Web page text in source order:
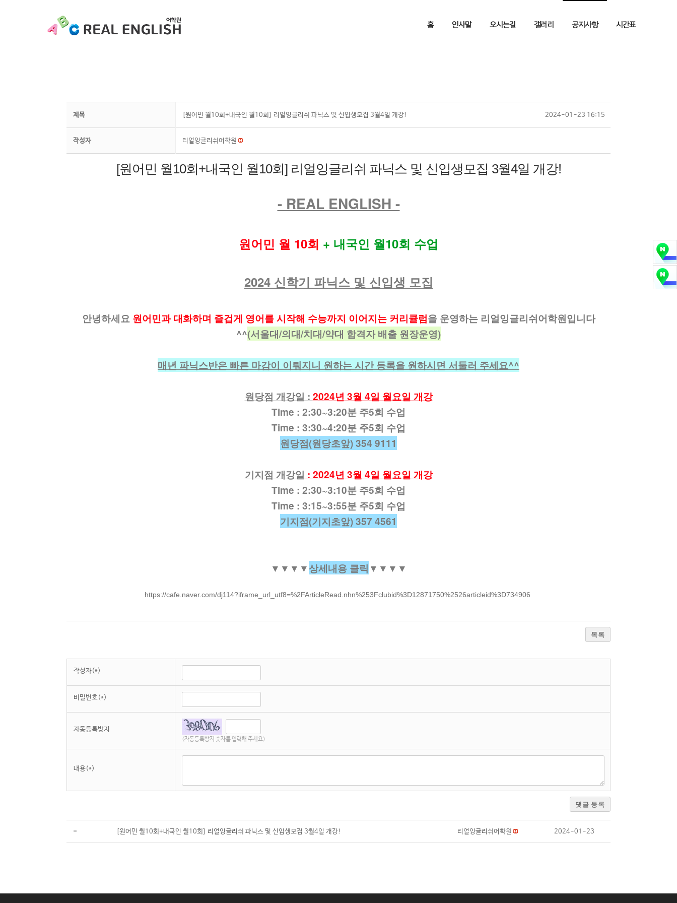
홈 인사말 오시는길 갤러리 공지사항 시간표
제목 [원어민 월10회+내국인 월10회] 리얼잉글리쉬 파닉스 및 신입생모집 3월4일 개강! 2024-01-23 16:15
작성자 리얼잉글리쉬어학원
[원어민 월10회+내국인 월10회] 리얼잉글리쉬 파닉스 및 신입생모집 3월4일 개강!
- REAL ENGLISH -
원어민 월 10회 + 내국인 월10회 수업
2024 신학기 파닉스 및 신입생 모집
안녕하세요 원어민과 대화하며 즐겁게 영어를 시작해 수능까지 이어지는 커리큘럼을 운영하는 리얼잉글리쉬어학원입니다
^^(서울대/의대/치대/약대 합격자 배출 원장운영)
매년 파닉스반은 빠른 마감이 이뤄지니 원하는 시간 등록을 원하시면 서둘러 주세요^^
원당점 개강일 : 2024년 3월 4일 월요일 개강
Time : 2:30~3:20분 주5회 수업
Time : 3:30~4:20분 주5회 수업
원당점(원당초앞) 354 9111
기지점 개강일 : 2024년 3월 4일 월요일 개강
Time : 2:30~3:10분 주5회 수업
Time : 3:15~3:55분 주5회 수업
기지점(기지초앞) 357 4561
▼ ▼ ▼ ▼상세내용 클릭 ▼ ▼ ▼ ▼
https://cafe.naver.com/dj114?iframe_url_utf8=%2FArticleRead.nhn%253Fclubid%3D12871750%2526articleid%3D734906
목록
작성자(*)
비밀번호(*)
자동등록방지
(자동등록방지 숫자를 입력해 주세요)
내용(*)
댓글 등록
- [원어민 월10회+내국인 월10회] 리얼잉글리쉬 파닉스 및 신입생모집 3월4일 개강! 리얼잉글리쉬어학원 2024-01-23